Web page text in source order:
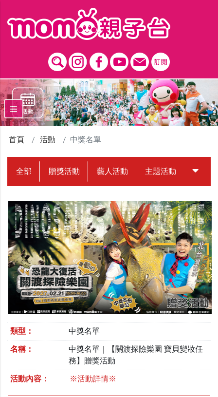
首頁 活動 中獎名單
全部 贈獎活動 藝人活動 主題活動 中獎名
類型： 中獎名單
名稱：
中獎名單｜【關渡探險樂園 寶貝變妝任
務】贈獎活動
活動內容： ※活動詳情※